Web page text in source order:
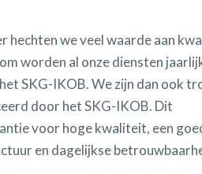
hechten we veel waarde aan
worden al onze diensten
SKG-IKOB. We zijn dan ook
door het SKG-IKOB. Dit
voor hoge kwaliteit, een
en dagelijkse